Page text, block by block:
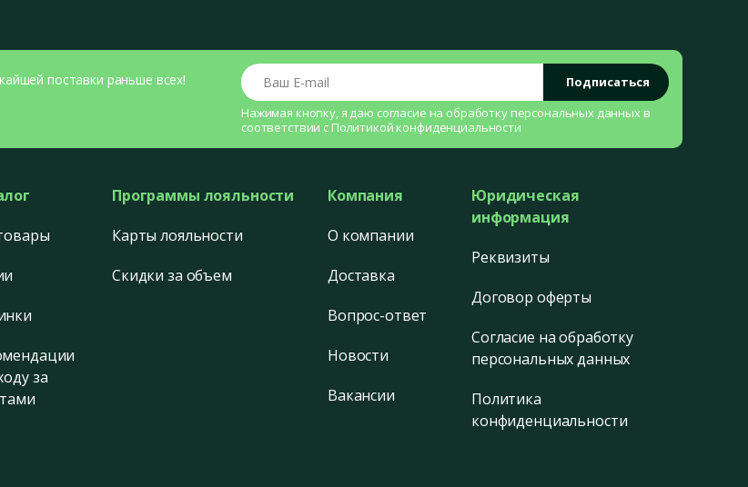
поставки раньше всех! Ваш E-mail
Подписаться
Нажимая кнопку, я даю согласие на обработку персональных данныхв
соответствии с Политикой конфиденциальности
за
Программы лояльности
Карты лояльности
Скидки за объем
Компания
О компании
Доставка
Вопрос-ответ
Новости
Вакансии
Юридическая
информация
Реквизиты
Договор оферты
Согласие на обработку
персональных данных
Политика
конфиденциальности